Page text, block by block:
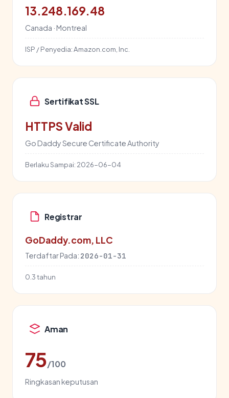
13.248.169.48
Canada · Montreal
ISP / Penyedia:Amazon.com, Inc.
Sertifikat SSL
HTTPS Valid
Go Daddy Secure Certificate Authority
Berlaku Sampai: 2026-06-04
Registrar
GoDaddy.com, LLC
Terdaftar Pada: 2026-01-31
0.3 tahun
Aman
75/100
Ringkasan keputusan